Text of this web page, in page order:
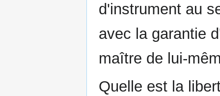
d'instrument au
avec la garantie
maître de lui-
Quelle est la